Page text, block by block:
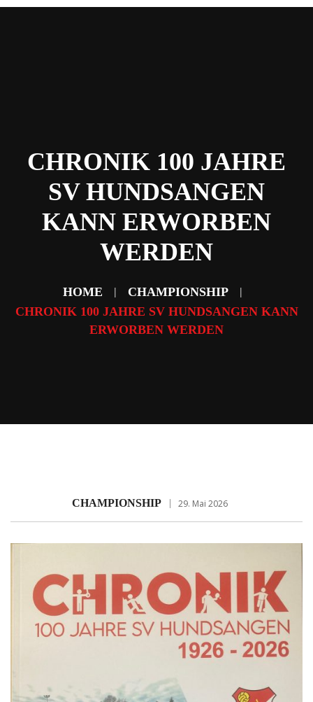
CHRONIK 100 JAHRE
SV HUNDSANGEN
KANN ERWORBEN
WERDEN
HOME
CHAMPIONSHIP
CHRONIK 100 JAHRE SV HUNDSANGEN KANN
ERWORBEN WERDEN
CHAMPIONSHIP 29. Mai 2026